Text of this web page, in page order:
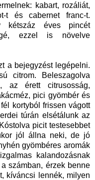
kabart, rozáliát,
t és cabernet franc-t.
kétszáz éves pincét
ezzel is növelve
a bejegyzést legépelni.
citrom. Beleszagolva
az érett citrusosság,
pici gyömbér és
kortyból frissen vágott
túrán elsétálunk az
picit testesebbet
jól állna neki, de jó
gyömbéres aromák
kalandozásnak
számban, érzek benne
kíváncsi lennék, milyen